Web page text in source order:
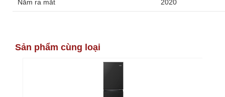
Năm ra mắt 2020
Sản phẩm cùng loại